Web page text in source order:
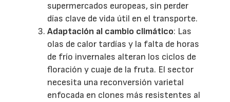
supermercados europeas, sin perder
días clave de vida útil en el transporte.
Adaptación al cambio climático: Las
olas de calor tardías y la falta de horas
de frío invernales alteran los ciclos de
floración y cuaje de la fruta. El sector
necesita una reconversión varietal
enfocada en clones más resistentes al